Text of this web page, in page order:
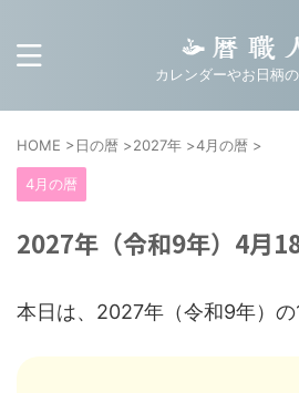
カレンダーやお日柄
HOME >日の暦 >2027年 >4月の暦 >
4月の暦
2027年（令和9年）4月
本日は、2027年（令和9年）の